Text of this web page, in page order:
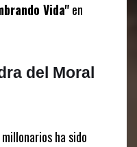
Vida"en
del Moral
ha sido